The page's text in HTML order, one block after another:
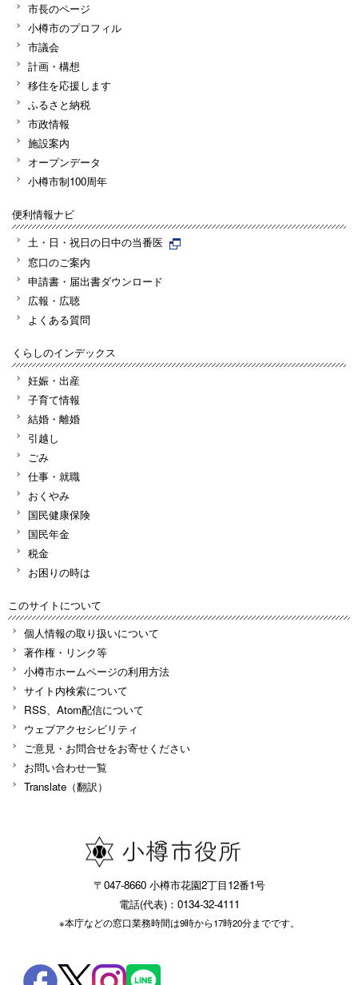
市長のページ
小樽市のプロフィル
市議会
計画・構想
移住を応援します
ふるさと納税
市政情報
施設案内
オープンデータ
小樽市制100周年
便利情報ナビ
土・日・祝日の日中の当番医
窓口のご案内
申請書・届出書ダウンロード
広報・広聴
よくある質問
くらしのインデックス
妊娠・出産
子育て情報
結婚・離婚
引越し
ごみ
仕事・就職
おくやみ
国民健康保険
国民年金
税金
お困りの時は
このサイトについて
個人情報の取り扱いについて
著作権・リンク等
小樽市ホームページの利用方法
サイト内検索について
RSS、Atom配信について
ウェブアクセシビリティ
ご意見・お問合せをお寄せください
お問い合わせ一覧
Translate（翻訳）
〒047-8660 小樽市花園2丁目12番1号
電話(代表)：0134-32-4111
※本庁などの窓口業務時間は9時から17時20分までです。